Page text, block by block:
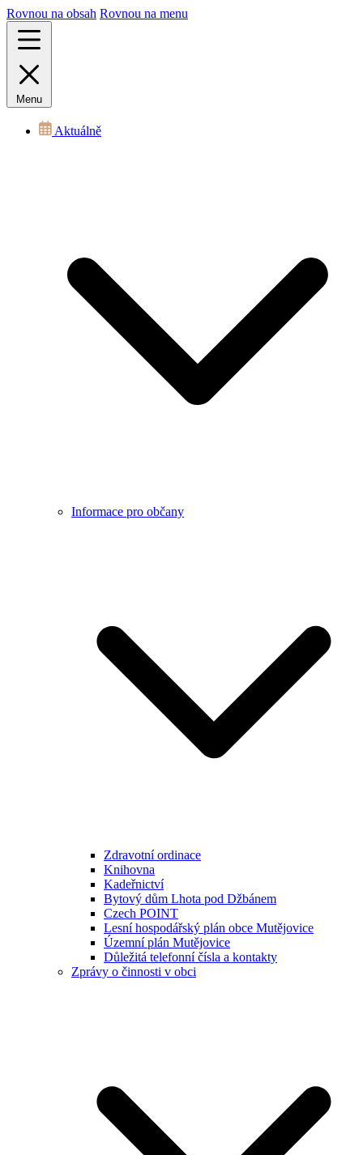
Rovnou na obsah Rovnou na menu
Menu
Aktuálně
Informace pro občany
Zdravotní ordinace
Knihovna
Kadeřnictví
Bytový dům Lhota pod Džbánem
Czech POINT
Lesní hospodářský plán obce Mutějovice
Územní plán Mutějovice
Důležitá telefonní čísla a kontakty
Zprávy o činnosti v obci